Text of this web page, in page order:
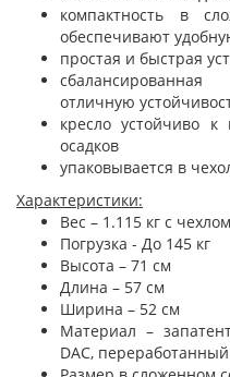
компактность в
обеспечивают
простая и быстрая
отличную
кресло устойчиво к
осадков
упаковывается в
Характеристики:
Вес – 1.115 кг с чехлом
Погрузка - До 145 кг
Высота – 71 см
Длина – 57 см
Ширина – 52 см
Материал –
DAC,